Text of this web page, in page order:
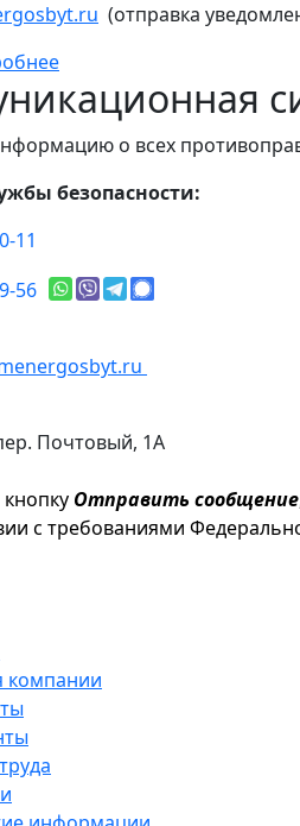
(отправка
о всех
безопасности:
11
56
Почтовый, 1А
Отправить сообщение
с требованиями
компании